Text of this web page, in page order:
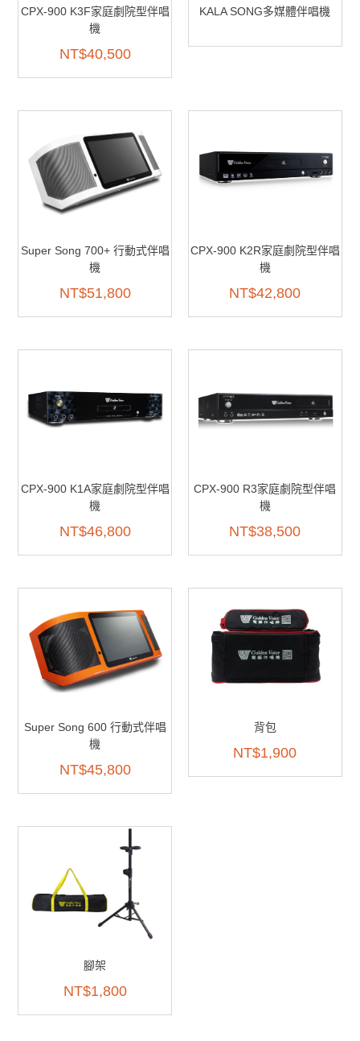
CPX-900 K3F家庭劇院型伴唱
機
NT$40,500
KALA SONG多媒體伴唱機
Super Song 700+ 行動式伴唱
機
NT$51,800
CPX-900 K2R家庭劇院型伴唱
機
NT$42,800
CPX-900 K1A家庭劇院型伴唱
機
NT$46,800
CPX-900 R3家庭劇院型伴唱
機
NT$38,500
Super Song 600 行動式伴唱
機
NT$45,800
背包
NT$1,900
腳架
NT$1,800